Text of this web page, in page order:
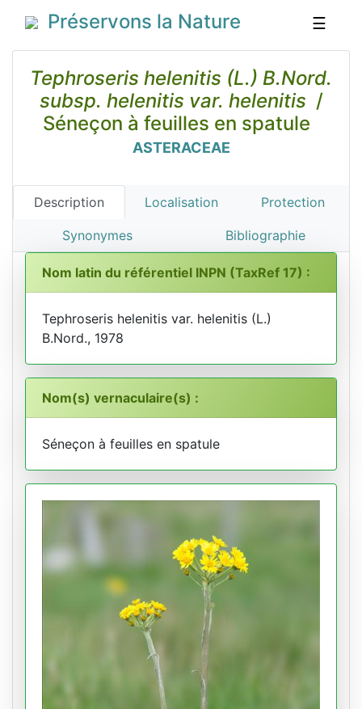
Préservons la Nature ☰
Tephroseris helenitis (L.) B.Nord.
subsp. helenitis var. helenitis /
Séneçon à feuilles en spatule
ASTERACEAE
Description Localisation Protection
Synonymes Bibliographie
Nom latin du référentiel INPN (TaxRef 17) :
Tephroseris helenitis var. helenitis (L.)
B.Nord., 1978
Nom(s) vernaculaire(s) :
Séneçon à feuilles en spatule